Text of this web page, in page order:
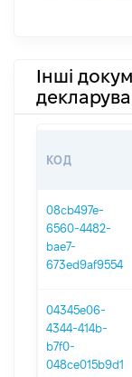
Інші
КОД
08cb497e-
6560-4482-
bae7-
673ed9af9554
04345e06-
4344-414b-
b7f0-
048ce015b9d1